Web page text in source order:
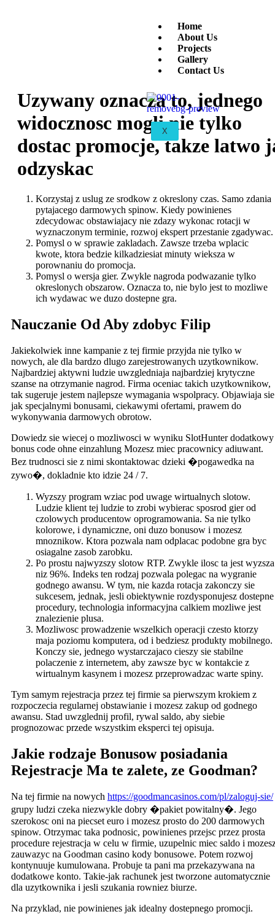
Home
About Us
Projects
Gallery
Contact Us
X
Uzywany oznacza to, jednego
widocznosc mogli nie tylko
dostac promocje, takze latwo
odzyskac
Korzystaj z uslug ze srodkow z okreslony czas. Samo zdania
pytajacego darmowych spinow. Kiedy powinienes
zdecydowac obstawiajacy nie zdazy wykonac rotacji w
wyznaczonym terminie, rozwoj ekspert przestanie zgadywac.
Pomysl o w sprawie zakladach. Zawsze trzeba wplacic
kwote, ktora bedzie kilkadziesiat minuty wieksza w
porownaniu do promocja.
Pomysl o wersja gier. Zwykle nagroda podwazanie tylko
okreslonych obszarow. Oznacza to, nie bylo jest to mozliwe
ich wydawac we duzo dostepne gra.
Nauczanie Od Aby zdobyc Filip
Jakiekolwiek inne kampanie z tej firmie przyjda nie tylko w
nowych, ale dla bardzo dlugo zarejestrowanych uzytkownikow.
Najbardziej aktywni ludzie uwzgledniaja najbardziej krytyczne
szanse na otrzymanie nagrod. Firma oceniac takich uzytkownikow,
tak sugeruje jestem najlepsze wymagania wspolpracy. Objawiaja sie
jak specjalnymi bonusami, ciekawymi ofertami, prawem do
wykonywania darmowych obrotow.
Dowiedz sie wiecej o mozliwosci w wyniku SlotHunter dodatkowy
bonus code ohne einzahlung Mozesz miec pracownicy adiuwant.
Bez trudnosci sie z nimi skontaktowac dzieki �pogawedka na
zywo�, dokladnie kto idzie 24 / 7.
Wyzszy program wziac pod uwage wirtualnych slotow.
Ludzie klient tej ludzie to zrobi wybierac sposrod gier od
czolowych producentow oprogramowania. Sa nie tylko
kolorowe, i dynamiczne, oni duzo bonusow i mozesz
mnoznikow. Ktora pozwala nam odplacac podobne gra byc
osiagalne zasob zarobku.
Po prostu najwyzszy slotow RTP. Zwykle ilosc ta jest wyzsza
niz 96%. Indeks ten rodzaj pozwala polegac na wygranie
godnego awansu. W tym, nie kazda rotacja zakonczy sie
sukcesem, jednak, jesli obiektywnie rozdysponujesz dostepne
procedury, technologia informacyjna calkiem mozliwe jest
znalezienie plusa.
Mozliwosc prowadzenie wszelkich operacji czesto ktorzy
maja poziomu komputera, od i bedziesz produkty mobilnego.
Konczy sie, jednego wystarczajaco cieszy sie stabilne
polaczenie z internetem, aby zawsze byc w kontakcie z
wirtualnym kasynem i mozesz przeprowadzac warte spiny.
Tym samym rejestracja przez tej firmie sa pierwszym krokiem z
rozpoczecia regularnej obstawianie i mozesz zakup od godnego
awansu. Stad uwzglednij profil, rywal saldo, aby siebie
prognozowac przede wszystkim eksperci tej opisuja.
Jakie rodzaje Bonusow posiadania
Rejestracje Ma te zalete, ze Goodman?
Na tej firmie na nowych https://goodmancasinos.com/pl/zaloguj-sie/
grupy ludzi czeka niezwykle dobry �pakiet powitalny�. Jego
szerokosc oni na piecset euro i mozesz prosto do 200 darmowych
spinow. Otrzymac taka podnosic, powinienes przejsc przez prosta
procedure rejestracja w celu w firmie, uzupelnic miec saldo i
zauwazyc na Goodman casino kody bonusowe. Potem rozwoj
kontynuuje kumulowana. Probuje ta pani ma przekazywana na
dodatkowe konto. Takie-jak rachunek jest tworzone automatycznie
dla uzytkownika i jesli szukania rowniez biurze.
Na przyklad, nie powinienes jak idealny dostepnego promocji.